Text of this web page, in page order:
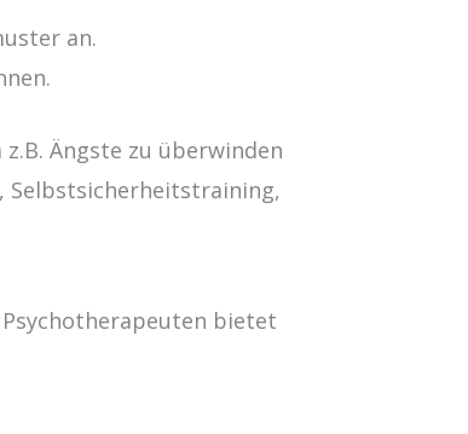
an.
Ängste zu überwinden
Selbstsicherheitstraining,
bietet